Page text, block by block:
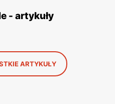
- artykuły
ARTYKUŁY